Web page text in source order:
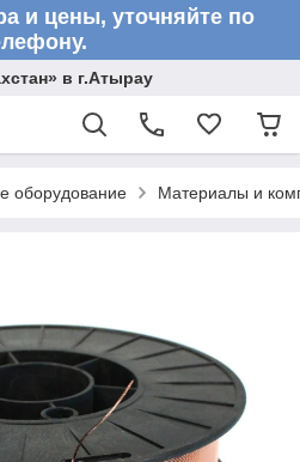
и цены, уточняйте по
в г.Атырау
оборудование Материалы и